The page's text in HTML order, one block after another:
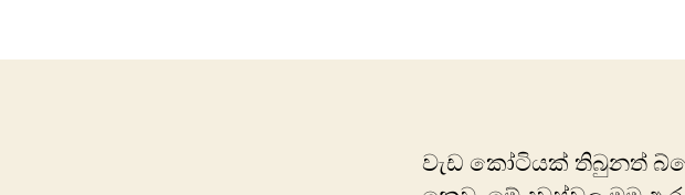
වැඩ කෝටියක් තිබුනත්